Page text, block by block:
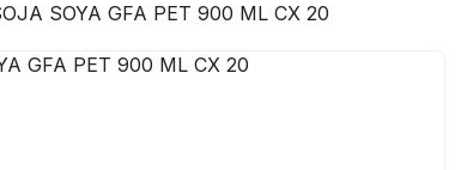
SOYA GFA PET 900 ML CX 20